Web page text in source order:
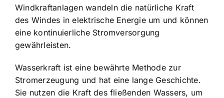
Windkraftanlagen wandeln die natürliche Kraft
des Windes in elektrische Energie um und können
eine kontinuierliche Stromversorgung
gewährleisten.
Wasserkraft ist eine bewährte Methode zur
Stromerzeugung und hat eine lange Geschichte.
Sie nutzen die Kraft des fließenden Wassers, um